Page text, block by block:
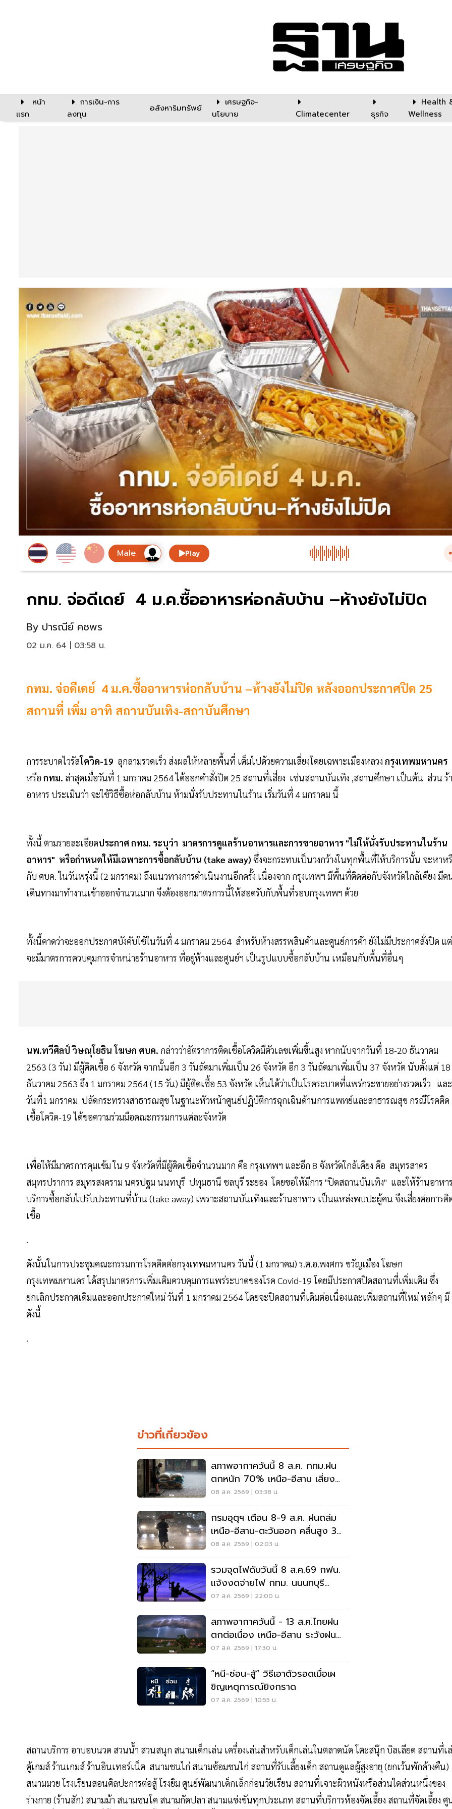
หน้า
แรก
การเงิน-การ
ลงทุน
อสังหาริมทรัพย์
เศรษฐกิจ-
นโยบาย
Climatecenter ธุรกิจ
Health
Wellness
Play
กทม. จ่อดีเดย์ 4 ม.ค.ซื้ออาหารห่อกลับบ้าน –ห้างยังไม่ปิด
By ปารณีย์ คชพร
02 ม.ค. 64 | 03:58 น.
กทม. จ่อดีเดย์ 4 ม.ค.ซื้ออาหารห่อกลับบ้าน –ห้างยังไม่ปิด หลังออกประกาศปิด 25
สถานที่ เพิ่ม อาทิ สถานบันเทิง-สถาบันศึกษา
การระบาดไวรัสโควิด-19 ลุกลามรวดเร็ว ส่งผลให้หลายพื้นที่ เต็มไปด้วยความเสี่ยงโดยเฉพาะเมืองหลวง กรุงเทพมหานคร
หรือ กทม. ล่าสุดเมื่อวันที่ 1 มกราคม 2564 ได้ออกคำสั่งปิด 25 สถานที่เสี่ยง เช่นสถานบันเทิง ,สถานศึกษา เป็นต้น ส่วน ร้
อาหาร ประเมินว่า จะใช้วิธีซื้อห่อกลับบ้าน ห้ามนั่งรับประทานในร้าน เริ่มวันที่ 4 มกราคม นี้
ทั้งนี้ ตามรายละเอียดประกาศ กทม. ระบุว่า มาตรการดูแลร้านอาหารและการขายอาหาร "ไม่ให้นั่งรับประทานในร้าน
อาหาร" หรือกำหนดให้มีเฉพาะการซื้อกลับบ้าน (take away) ซึ่งจะกระทบเป็นวงกว้างในทุกพื้นที่ให้บริการนั้น จะหาห
กับ ศบค. ในวันพรุ่งนี้ (2 มกราคม) ถึงแนวทางการดำเนินงานอีกครั้ง เนื่องจาก กรุงเทพฯ มีพื้นที่ติดต่อกับจังหวัดใกล้เคียง มีค
เดินทางมาทำงานเข้าออกจำนวนมาก จึงต้องออกมาตรการนี้ให้สอดรับกับพื้นที่รอบกรุงเทพฯ ด้วย
ทั้งนี้คาดว่าจะออกประกาศบังคับใช้ในวันที่ 4 มกราคม 2564 สำหรับห้างสรรพสินค้าและศูนย์การค้า ยังไม่มีประกาศสั่งปิด แต่
จะมีมาตรการควบคุมการจำหน่ายร้านอาหาร ที่อยู่ห้างและศูนย์ฯ เป็นรูปแบบซื้อกลับบ้าน เหมือนกับพื้นที่อื่นๆ
นพ.ทวีศิลป์ วิษณุโยธิน โฆษก ศบค. กล่าวว่าอัตราการติดเชื้อโควิดมีตัวเลขเพิ่มขึ้นสูง หากนับจากวันที่ 18-20 ธันวาคม
2563 (3 วัน) มีผู้ติดเชื้อ 6 จังหวัด จากนั้นอีก 3 วันถัดมาเพิ่มเป็น 26 จังหวัด อีก 3 วันถัดมาเพิ่มเป็น 37 จังหวัด นับตั้งแต่ 18
ธันวาคม 2563 ถึง 1 มกราคม 2564 (15 วัน) มีผู้ติดเชื้อ 53 จังหวัด เห็นได้ว่าเป็นโรคระบาดที่แพร่กระขายอย่างรวดเร็ว และ
วันที่1 มกราคม ปลัดกระทรวงสาธารณสุข ในฐานะหัวหน้าศูนย์ปฏิบัติการฉุกเฉินด้านการแพทย์และสาธารณสุข กรณีโรคติด
เชื้อโควิด-19 ได้ขอความร่วมมือคณะกรรมการแต่ละจังหวัด
เพื่อให้มีมาตรการคุมเข้ม ใน 9 จังหวัดที่มีผู้ติดเชื้อจำนวนมาก คือ กรุงเทพฯ และอีก 8 จังหวัดใกล้เคียง คือ สมุทรสาคร
สมุทรปราการ สมุทรสงคราม นครปฐม นนทบุรี ปทุมธานี ชลบุรี ระยอง โดยขอให้มีการ "ปิดสถานบันเทิง" และให้ร้านอาหาร
บริการซื้อกลับไปรับประทานที่บ้าน (take away) เพราะสถานบันเทิงและร้านอาหาร เป็นแหล่งพบปะผู้คน จึงเสี่ยงต่อการติ
เชื้อ
.
ดังนั้นในการประชุมคณะกรรมการโรคติดต่อกรุงเทพมหานคร วันนี้ (1 มกราคม) ร.ต.อ.พงศกร ขวัญเมือง โฆษก
กรุงเทพมหานคร ได้สรุปมาตรการเพิ่มเติมควบคุมการแพร่ระบาดของโรค Covid-19 โดยมีประกาศปิดสถานที่เพิ่มเติม ซึ่ง
ยกเลิกประกาศเดิมและออกประกาศใหม่ วันที่ 1 มกราคม 2564 โดยจะปิดสถานที่เดิมต่อเนื่องและเพิ่มสถานที่ใหม่ หลักๆ มี
ดังนี้
.
ข่าวที่เกี่ยวข้อง
สภาพอากาศวันนี้ 8 ส.ค. กทม.ฝน
ตกหนัก 70% เหนือ-อีสาน เสี่ยงน้ำ
ท่วมฉับพลัน
08 ส.ค. 2569 | 03:38 น.
กรมอุตุฯ เตือน 8-9 ส.ค. ฝนถล่ม
เหนือ-อีสาน-ตะวันออก คลื่นสูง 3
เมตร
08 ส.ค. 2569 | 02:03 น.
รวมจุดไฟดับวันนี้ 8 ส.ค.69 กฟน.
แจ้งงดจ่ายไฟ กทม. นนนทบุรี
สมุทรปราการ
07 ส.ค. 2569 | 22:00 น.
สภาพอากาศวันนี้ - 13 ส.ค.ไทยฝน
ตกต่อเนื่อง เหนือ-อีสาน ระวังฝน
ตกหนักมากบางแห่ง
07 ส.ค. 2569 | 17:30 น.
“หนี-ซ่อน-สู้” วิธีเอาตัวรอดเมื่อเผ
ขิญเหตุการณ์ยิงกราด
07 ส.ค. 2569 | 10:55 น.
สถานบริการ อาบอบนวด สวนน้ำ สวนสนุก สนามเด็กเล่น เครื่องเล่นสำหรับเด็กเล่นในตลาดนัด โตะสนุ๊ก บิลเลียด สถานที่เ
ตู้เกมส์ ร้านเกมส์ ร้านอินเทอร์เน็ต สนามชนไก่ สนามซ้อมชนไก่ สถานที่รับเลี้ยงเด็ก สถานดูแลผู้สูงอายุ (ยกเว้นพักค้างคืน)
สนามมวย โรงเรียนสอนศิลปะการต่อสู้ โรงยิม ศูนย์พัฒนาเด็กเล็กก่อนวัยเรียน สถานที่เจาะผิวหนังหรือส่วนใดส่วนหนึ่งของ
ร่างกาย (ร้านสัก) สนามม้า สนามชนโค สนามกัดปลา สนามแข่งขันทุกประเภท สถานที่บริการห้องจัดเลี้ยง สถานที่จัดเลี้ยง ศู